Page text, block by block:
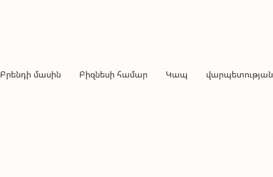
Բրենդի մասին Բիզնեսի համար Կապ վարպետության